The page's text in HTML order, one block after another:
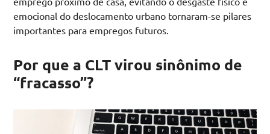
emocional do deslocamento urbano tornaram-se pilares
importantes para empregos futuros.
Por que a CLT virou sinônimo de
“fracasso”?